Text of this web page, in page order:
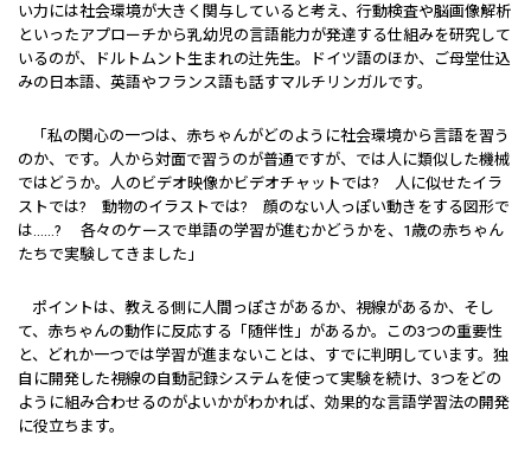
い力には社会環境が大きく関与していると考え、行動検査や脳画像解析
といったアプローチから乳幼児の言語能力が発達する仕組みを研究して
いるのが、ドルトムント生まれの辻先生。ドイツ語のほか、ご母堂仕込
みの日本語、英語やフランス語も話すマルチリンガルです。
「私の関心の一つは、赤ちゃんがどのように社会環境から言語を習う
のか、です。人から対面で習うのが普通ですが、では人に類似した機械
ではどうか。人のビデオ映像かビデオチャットでは? 人に似せたイラ
ストでは? 動物のイラストでは? 顔のない人っぽい動きをする図形で
は……? 各々のケースで単語の学習が進むかどうかを、1歳の赤ちゃん
たちで実験してきました」
ポイントは、教える側に人間っぽさがあるか、視線があるか、そし
て、赤ちゃんの動作に反応する「随伴性」があるか。この3つの重要性
と、どれか一つでは学習が進まないことは、すでに判明しています。独
自に開発した視線の自動記録システムを使って実験を続け、3つをどの
ように組み合わせるのがよいかがわかれば、効果的な言語学習法の開発
に役立ちます。